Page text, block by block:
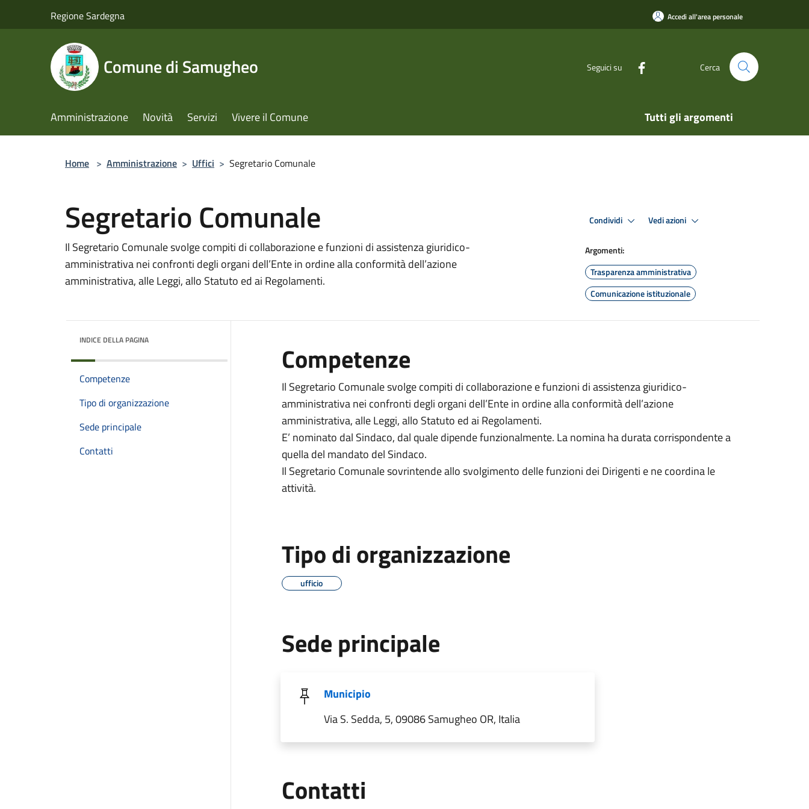
Regione Sardegna Accedi all'area personale
Comune di Samugheo Seguici su Cerca
Amministrazione Novità Servizi Vivere il Comune Tutti gli argomenti
Home > Amministrazione > Uffici > Segretario Comunale
Segretario Comunale
Il Segretario Comunale svolge compiti di collaborazione e funzioni di assistenza giuridico-
amministrativa nei confronti degli organi dell’Ente in ordine alla conformità dell’azione
amministrativa, alle Leggi, allo Statuto ed ai Regolamenti.
Condividi Vedi azioni
Argomenti:
Trasparenza amministrativa
Comunicazione istituzionale
INDICE DELLA PAGINA
Competenze
Tipo di organizzazione
Sede principale
Contatti
Competenze
Il Segretario Comunale svolge compiti di collaborazione e funzioni di assistenza giuridico-
amministrativa nei confronti degli organi dell’Ente in ordine alla conformità dell’azione
amministrativa, alle Leggi, allo Statuto ed ai Regolamenti.
E’ nominato dal Sindaco, dal quale dipende funzionalmente. La nomina ha durata corrispondente a
quella del mandato del Sindaco.
Il Segretario Comunale sovrintende allo svolgimento delle funzioni dei Dirigenti e ne coordina le
attività.
Tipo di organizzazione
ufficio
Sede principale
Municipio
Via S. Sedda, 5, 09086 Samugheo OR, Italia
Contatti